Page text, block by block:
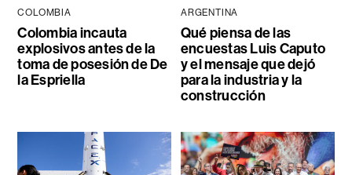
COLOMBIA
Colombia incauta
explosivos antes de la
toma de posesión de De
la Espriella
ARGENTINA
Qué piensa de las
encuestas Luis Caputo
y el mensaje que dejó
para la industria y la
construcción